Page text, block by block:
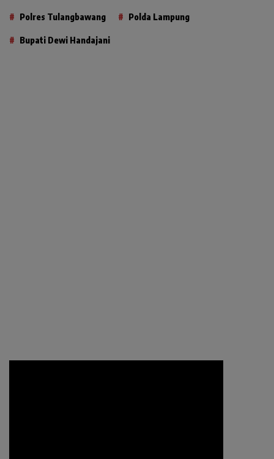
Polres Tulangbawang Polda Lampung
Bupati Dewi Handajani